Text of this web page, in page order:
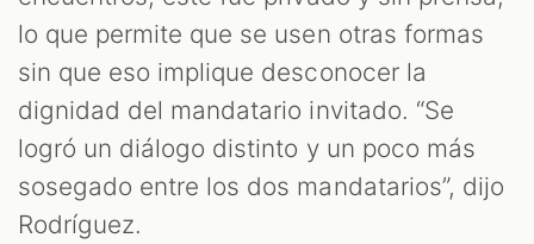
lo que permite que se usen otras formas
sin que eso implique desconocer la
dignidad del mandatario invitado. “Se
logró un diálogo distinto y un poco más
sosegado entre los dos mandatarios”, dijo
Rodríguez.